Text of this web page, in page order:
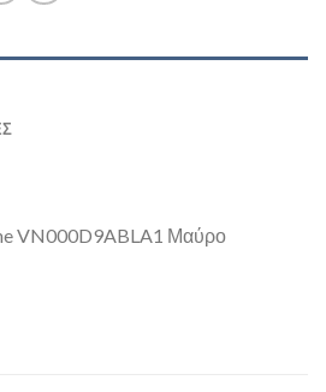
VN000D9ABLA1 Μαύρο